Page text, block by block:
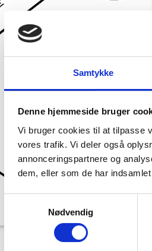
Samtykke
Denne hjemmeside bruger
Vi bruger cookies til at tilpasse
vores trafik. Vi deler også
annonceringspartnere og
dem, eller som de har
Nødvendig